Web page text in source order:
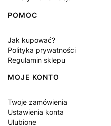
POMOC
Jak kupować?
Polityka prywatności
Regulamin sklepu
MOJE KONTO
Twoje zamówienia
Ustawienia konta
Ulubione